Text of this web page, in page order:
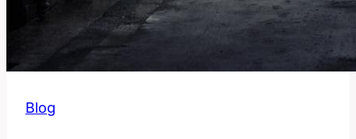
Blog